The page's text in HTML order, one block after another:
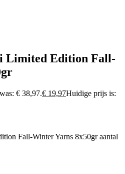
Limited Edition Fall-
€ 38,97.€ 19,97Huidige prijs is:
Fall-Winter Yarns 8x50gr aantal